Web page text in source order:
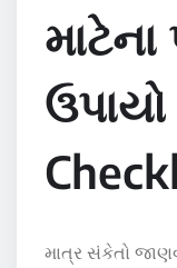
માત્ર સંકેતો